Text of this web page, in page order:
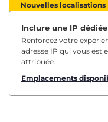
Nouvelles localisations
Inclure une IP dédiée
Renforcez votre
adresse IP qui vous est
attribuée.
Emplacements